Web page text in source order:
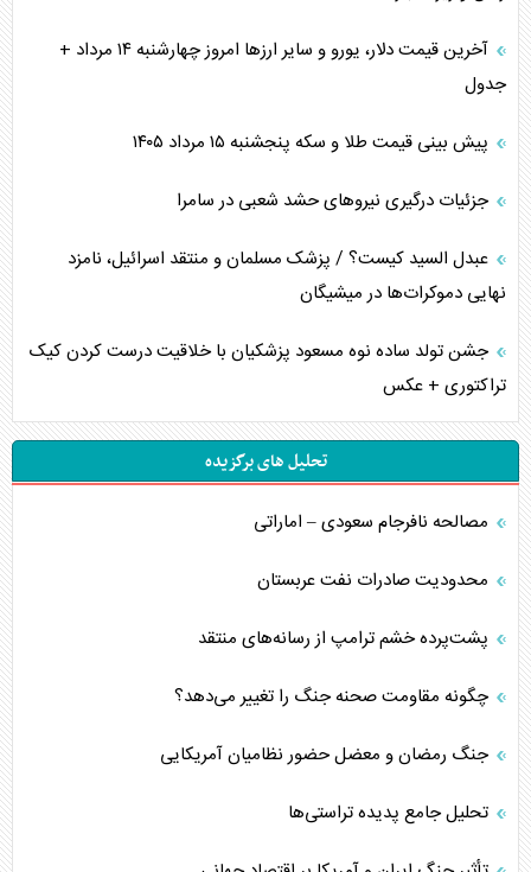
آخرین قیمت دلار، یورو و سایر ارز‌ها امروز چهارشنبه ۱۴ مرداد +
جدول
پیش بینی قیمت طلا و سکه پنجشنبه ۱۵ مرداد ۱۴۰۵
جزئیات درگیری نیرو‌های حشد شعبی در سامرا
عبدل السید کیست؟ / پزشک مسلمان و منتقد اسرائیل، نامزد
نهایی دموکرات‌ها در میشیگان
جشن تولد ساده نوه مسعود پزشکیان با خلاقیت درست کردن کیک
تراکتوری + عکس
تحلیل های برگزیده
مصالحه نافرجام سعودی – اماراتی
محدودیت صادرات نفت عربستان
پشت‌پرده خشم ترامپ از رسانه‌های منتقد
چگونه مقاومت صحنه جنگ را تغییر می‌دهد؟
جنگ رمضان و معضل حضور نظامیان آمریکایی
تحلیل جامع پدیده تراستی‌ها